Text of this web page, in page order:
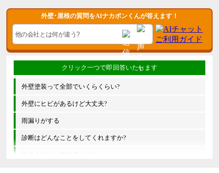
外壁･屋根の質問をAIナカポンくんが答えます！
外壁塗装って全部でいくらくらい?
外壁にヒビがあるけど大丈夫?
雨漏りがする
診断はどんなことをしてくれますか?
他の会社とは何が違うの?